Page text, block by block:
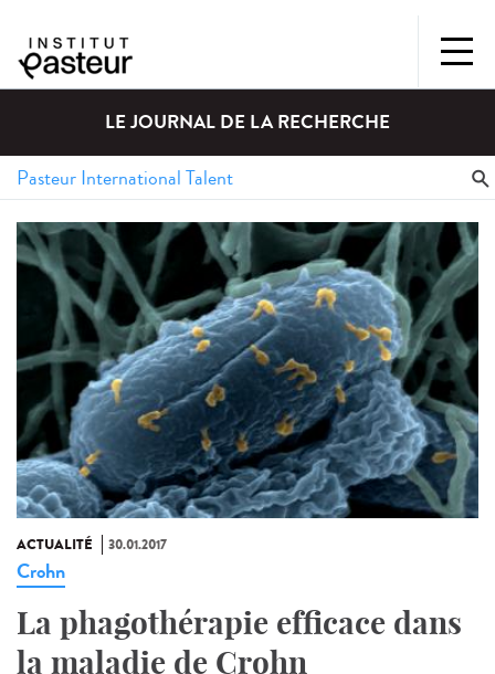
LE JOURNAL DE LA RECHERCHE
ACTUALITÉ 30.01.2017
Crohn
La phagothérapie efficace dans
la maladie de Crohn